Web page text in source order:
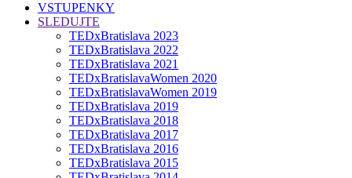
VSTUPENKY
SLEDUJTE
TEDxBratislava 2023
TEDxBratislava 2022
TEDxBratislava 2021
TEDxBratislavaWomen 2020
TEDxBratislavaWomen 2019
TEDxBratislava 2019
TEDxBratislava 2018
TEDxBratislava 2017
TEDxBratislava 2016
TEDxBratislava 2015